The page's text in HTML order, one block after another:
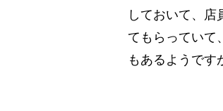
しておいて、店
てもらっていて
もあるようで